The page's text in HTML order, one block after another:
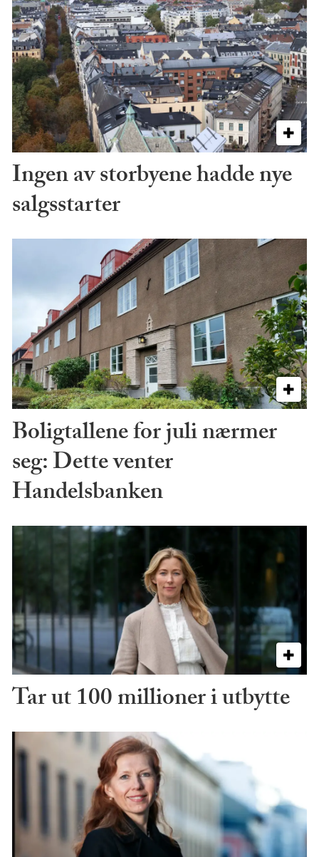
Ingen av storbyene hadde nye
salgsstarter
Boligtallene for juli nærmer
seg: Dette venter
Handelsbanken
Tar ut 100 millioner i utbytte